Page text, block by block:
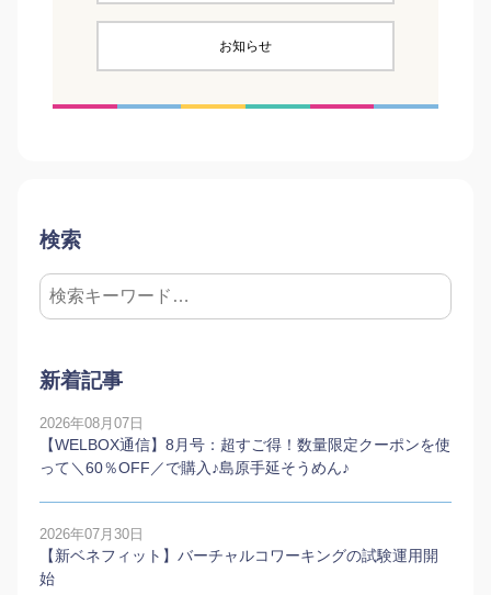
お知らせ
検索
新着記事
2026年08月07日
【WELBOX通信】8月号：超すご得！数量限定クーポンを使
って＼60％OFF／で購入♪島原手延そうめん♪
2026年07月30日
【新ベネフィット】バーチャルコワーキングの試験運用開
始